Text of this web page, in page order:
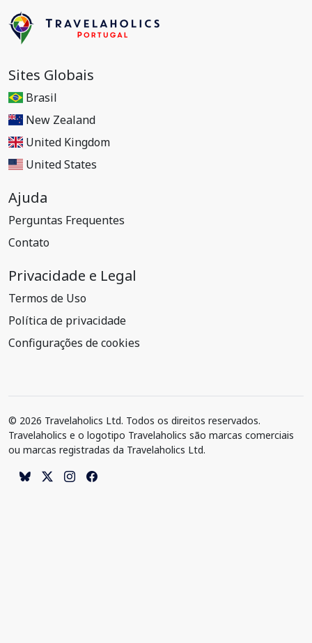
Sites Globais
Brasil
New Zealand
United Kingdom
United States
Ajuda
Perguntas Frequentes
Contato
Privacidade e Legal
Termos de Uso
Política de privacidade
Configurações de cookies
© 2026 Travelaholics Ltd. Todos os direitos reservados.
Travelaholics e o logotipo Travelaholics são marcas comerciais
ou marcas registradas da Travelaholics Ltd.